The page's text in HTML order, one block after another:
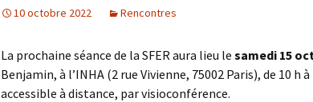
10 octobre 2022 Rencontres
La prochaine séance de la SFER aura lieu le samedi 15
Benjamin, à l’INHA (2 rue Vivienne, 75002 Paris), de 10 h
accessible à distance, par visioconférence.